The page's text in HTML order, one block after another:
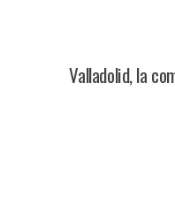
Valladolid, la